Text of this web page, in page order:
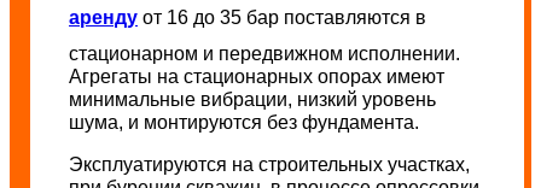
аренду от 16 до 35 бар поставляются в
стационарном и передвижном исполнении.
Агрегаты на стационарных опорах имеют
минимальные вибрации, низкий уровень
шума, и монтируются без фундамента.
Эксплуатируются на строительных участках,